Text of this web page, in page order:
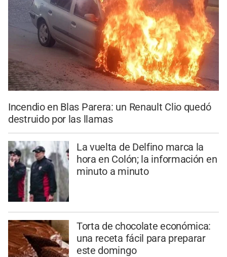
Incendio en Blas Parera: un Renault Clio quedó
destruido por las llamas
La vuelta de Delfino marca la
hora en Colón; la información en
minuto a minuto
Torta de chocolate económica:
una receta fácil para preparar
este domingo